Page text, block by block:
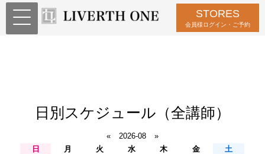
STORES
会員様ログイン・ご予約
日別スケジュール（全講師）
« 2026-08
»
日
月 火 水 木 金
土